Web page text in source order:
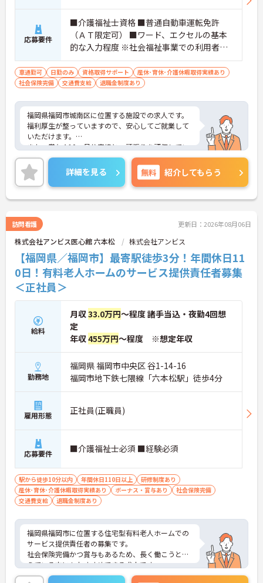
応募要件
■介護福祉士資格 ■普通自動車運転免許
（ＡＴ限定可） ■ワード、エクセルの基本
的な入力程度 ※社会福祉事業での利用者支
援経験 あれば尚可
車通勤可 日勤のみ 資格取得サポート
産休･育休･介護休暇取得実績あり
社会保険完備
交通費支給 退職金制度あり
福岡県福岡市城南区に位置する施設での求人です。
福利厚生が整っていますので、安心してご就業して
いただけます。
また、賞与4.10ヶ月分実績と、頑張りを評価してい
ただけます。
ご興味のある方は、お気軽にお問い合わせくださ
い。
詳細を見る 無料 紹介してもらう
訪問看護 更新日：2026年08月06日
株式会社アンビス医心館 六本松 株式会社アンビス
【福岡県／福岡市】最寄駅徒歩3分！年間休日11
0日！有料老人ホームのサービス提供責任者募集
＜正社員＞
給料
月収33.0万円～程度 諸手当込・夜勤4回想
定
年収455万円～程度 ※想定年収
勤務地
福岡県 福岡市中央区 谷1-14-16
福岡市地下鉄七隈線「六本松駅」徒歩4分
雇用形態 正社員(正職員)
応募要件 ■介護福祉士必須 ■経験必須
駅から徒歩10分以内 年間休日110日以上
研修制度あり
産休･育休･介護休暇取得実績あり
ボーナス・賞与あり
社会保険完備
交通費支給
退職金制度あり
福岡県福岡市に位置する住宅型有料老人ホームでの
サービス提供責任者の募集です。
社会保険完備かつ賞与もあるため、長く働こうと考
えている方にもおすすめできる求人です。
最寄駅から徒歩3分の好立地のため、通勤も快適！